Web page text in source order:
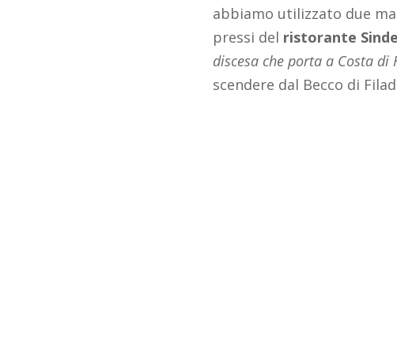
abbiamo utilizzato due
pressi del ristorante
discesa che porta a Costa di
scendere dal Becco di